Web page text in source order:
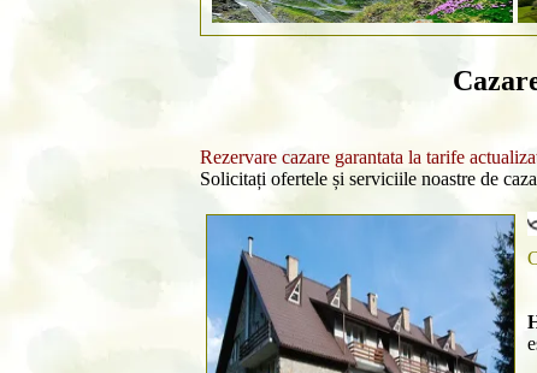
Rezervare cazare garantata la tarife
Solicitați ofertele și serviciile noastre de